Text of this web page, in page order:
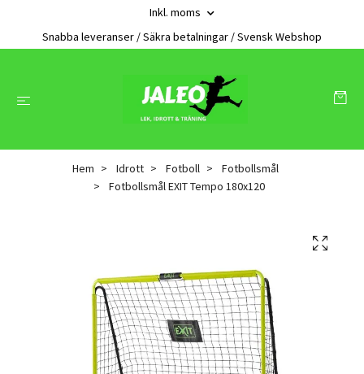
Inkl. moms
Snabba leveranser / Säkra betalningar / Svensk Webshop
Hem Idrott Fotboll
Fotbollsmål
Fotbollsmål EXIT Tempo 180x120